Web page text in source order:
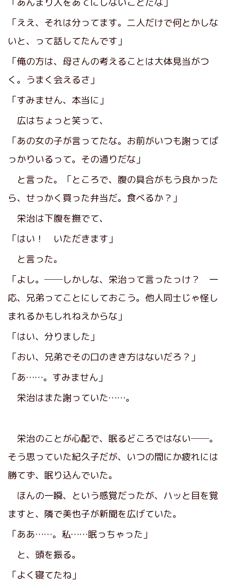
「ええ、それは分ってます。二人だけで何とかしな
いと、って話してたんです」
「俺の方は、母さんの考えることは大体見当がつ
く。うまく会えるさ」
「すみません、本当に」
広はちょっと笑って、
「あの女の子が言ってたな。お前がいつも謝ってば
っかりいるって。その通りだな」
と言った。「ところで、腹の具合がもう良かった
ら、せっかく買った弁当だ。食べるか？」
栄治は下腹を撫でて、
「はい！ いただきます」
と言った。
「よし。──しかしな、栄治って言ったっけ？ 一
応、兄弟ってことにしておこう。他人同士じゃ怪し
まれるかもしれねえからな」
「はい、分りました」
「おい、兄弟でその口のきき方はないだろ？」
「あ……。すみません」
栄治はまた謝っていた……。
栄治のことが心配で、眠るどころではない──。
そう思っていた紀久子だが、いつの間にか疲れには
勝てず、眠り込んでいた。
ほんの一瞬、という感覚だったが、ハッと目を覚
ますと、隣で美也子が新聞を広げていた。
「ああ……。私……眠っちゃった」
と、頭を振る。
「よく寝てたね」